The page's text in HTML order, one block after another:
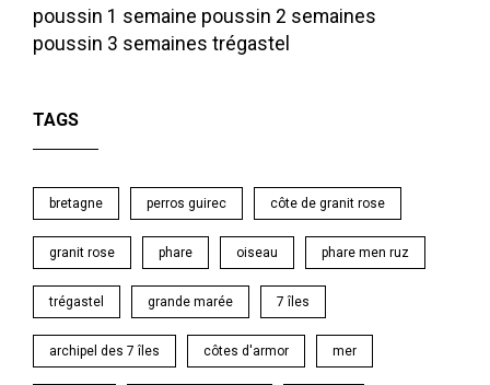
poussin 1 semaine poussin 2 semaines
poussin 3 semaines trégastel
TAGS
bretagne perros guirec côte de granit rose
granit rose phare oiseau phare men ruz
trégastel grande marée 7 îles
archipel des 7 îles côtes d'armor mer